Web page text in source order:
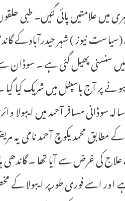
علامتیں پائی گئیں۔ طبی
۔ 5 جون ۔(سیاست نیوز ) شہر
پر آج ہاسپٹل میں شریک کیا
حکام نے پایا کہ 36 سالہ سوڈانی مسافر
مطابق محمد یکوچ آحمد نامی
کی غرض سے آیا تھا ۔ گاندھی
ہے اور اسے فوری طورپر ایبولا